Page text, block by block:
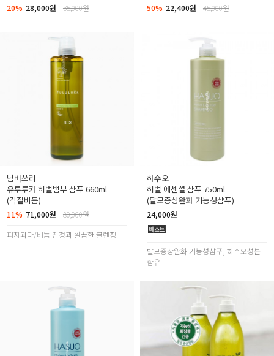
20% 28,000원 35,000원 50% 22,400원 45,000원
넘버쓰리
유루루카 허벌뱀부 샴푸 660ml
(각질비듬)
11% 71,000원
80,000원
피지과다/비듬 진정과 깔끔한 클렌징
하수오
허벌 에센셜 샴푸 750ml
(탈모증상완화 기능성샴푸)
24,000원
탈모증상완화 기능성샴푸, 하수오성분
함유